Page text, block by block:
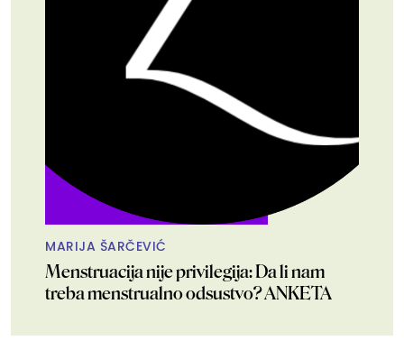
MARIJA ŠARČEVIĆ
Menstruacija nije privilegija: Da li nam
treba menstrualno odsustvo? ANKETA